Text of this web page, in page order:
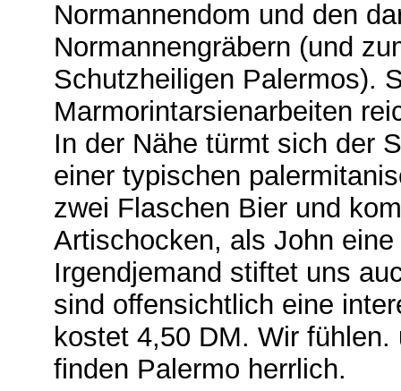
Normannendom und den
Normannengräbern (und
Schutzheiligen Palermos).
Marmorintarsienarbeiten
In der Nähe türmt sich der
einer typischen
zwei Flaschen Bier und
Artischocken, als John
Irgendjemand stiftet uns
sind offensichtlich eine
kostet 4,50 DM. Wir
finden Palermo herrlich.